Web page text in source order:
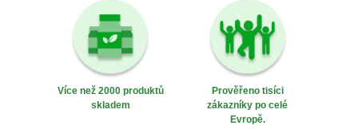
Více než 2000 produktů
skladem
Prověřeno tisíci
zákazníky po celé
Evropě.